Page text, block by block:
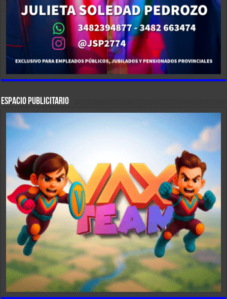
ESPACIO PUBLICITARIO